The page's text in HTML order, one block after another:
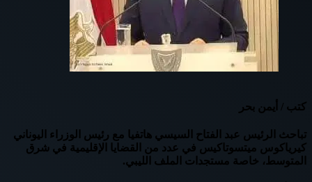
كتب / أيمن بحر
تباحث الرئيس عبد الفتاح السيسي هاتفيا مع رئيس الوزراء اليوناني
كيرياكوس ميتسوتاكيس في عدد من القضايا الإقليمية في شرق
المتوسط، خاصة مستجدات الملف الليبي.